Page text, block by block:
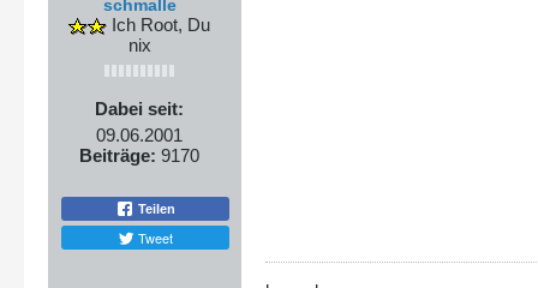
schmalle
Ich Root, Du
nix
Dabei seit:
09.06.2001
Beiträge: 9170
Teilen
Tweet